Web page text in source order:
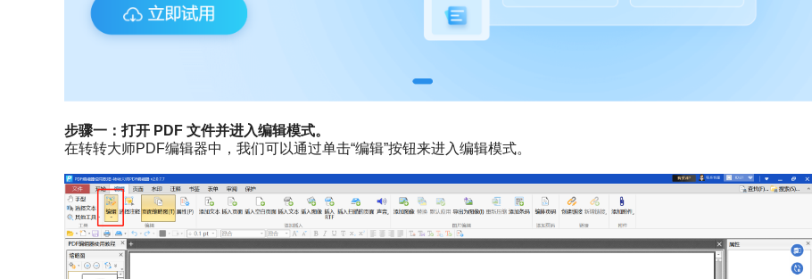
步骤一：打开 PDF 文件并进入编辑模式。
在转转大师PDF编辑器中，我们可以通过单击“编辑”按钮来进入编辑模式。